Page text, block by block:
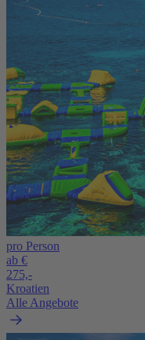
pro Person
ab €
275,-
Kroatien
Alle Angebote